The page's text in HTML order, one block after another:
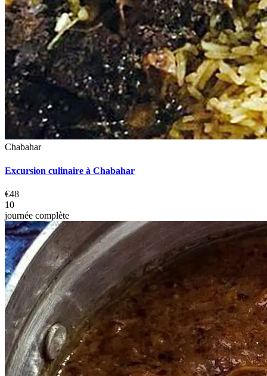
Chabahar
Excursion culinaire à Chabahar
€48
10
journée complète